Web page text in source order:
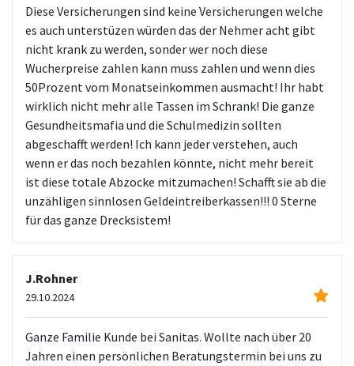
Diese Versicherungen sind keine Versicherungen welche
es auch unterstüzen würden das der Nehmer acht gibt
nicht krank zu werden, sonder wer noch diese
Wucherpreise zahlen kann muss zahlen und wenn dies
50Prozent vom Monatseinkommen ausmacht! Ihr habt
wirklich nicht mehr alle Tassen im Schrank! Die ganze
Gesundheitsmafia und die Schulmedizin sollten
abgeschafft werden! Ich kann jeder verstehen, auch
wenn er das noch bezahlen könnte, nicht mehr bereit
ist diese totale Abzocke mitzumachen! Schafft sie ab die
unzähligen sinnlosen Geldeintreiberkassen!!! 0 Sterne
für das ganze Drecksistem!
J.Rohner
29.10.2024
Ganze Familie Kunde bei Sanitas. Wollte nach über 20
Jahren einen persönlichen Beratungstermin bei uns zu